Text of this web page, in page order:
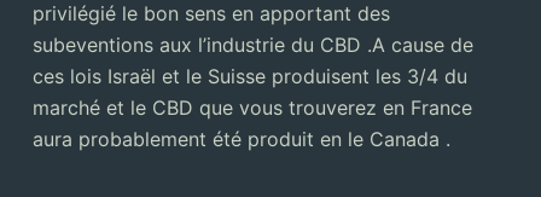
privilégié le bon sens en apportant des
subeventions aux l’industrie du CBD .A cause de
ces lois Israël et le Suisse produisent les 3/4 du
marché et le CBD que vous trouverez en France
aura probablement été produit en le Canada .